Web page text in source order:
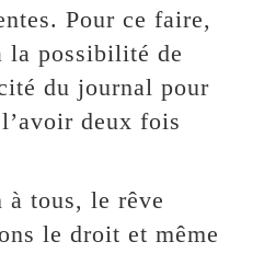
Pour ce faire,
la possibilité de
du journal pour
deux fois
à tous, le rêve
le droit et même